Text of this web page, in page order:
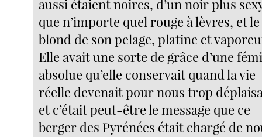
aussi étaient noires, d’un noir plus
que n’importe quel rouge à lèvres, et le
blond de son pelage, platine et
Elle avait une sorte de grâce d’une
absolue qu’elle conservait quand la vie
réelle devenait pour nous trop
et c’était peut-être le message que ce
berger des Pyrénées était chargé de